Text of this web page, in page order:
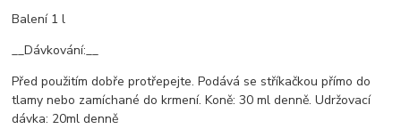
Balení 1 l
__Dávkování:__
Před použitím dobře protřepejte. Podává se stříkačkou přímo do
tlamy nebo zamíchané do krmení. Koně: 30 ml denně. Udržovací
dávka: 20ml denně